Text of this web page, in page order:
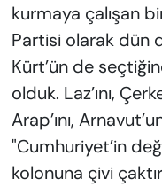
kurmaya çalışan
Partisi olarak dün
Kürt’ün de
olduk. Laz’ını,
Arap’ını,
"Cumhuriyet’in
kolonuna çivi